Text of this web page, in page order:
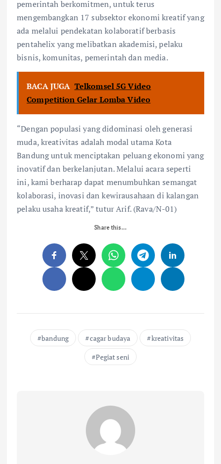
pemerintah berkomitmen, untuk terus
mengembangkan 17 subsektor ekonomi kreatif yang
ada melalui pendekatan kolaboratif berbasis
pentahelix yang melibatkan akademisi, pelaku
bisnis, komunitas, pemerintah dan media.
BACA JUGA Telkomsel 5G Video
Competition Gelar Lomba Video
“Dengan populasi yang didominasi oleh generasi
muda, kreativitas adalah modal utama Kota
Bandung untuk menciptakan peluang ekonomi yang
inovatif dan berkelanjutan. Melalui acara seperti
ini, kami berharap dapat menumbuhkan semangat
kolaborasi, inovasi dan kewirausahaan di kalangan
pelaku usaha kreatif,” tutur Arif. (Rava/N-01)
Share this…
bandung cagar budaya
kreativitas
Pegiat seni